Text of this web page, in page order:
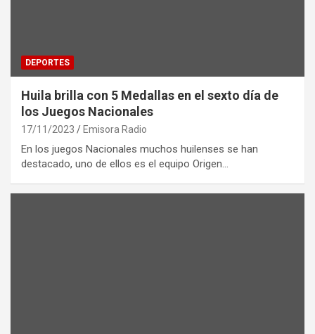
DEPORTES
Huila brilla con 5 Medallas en el sexto día de
los Juegos Nacionales
17/11/2023 Emisora Radio
En los juegos Nacionales muchos huilenses se han
destacado, uno de ellos es el equipo Origen…